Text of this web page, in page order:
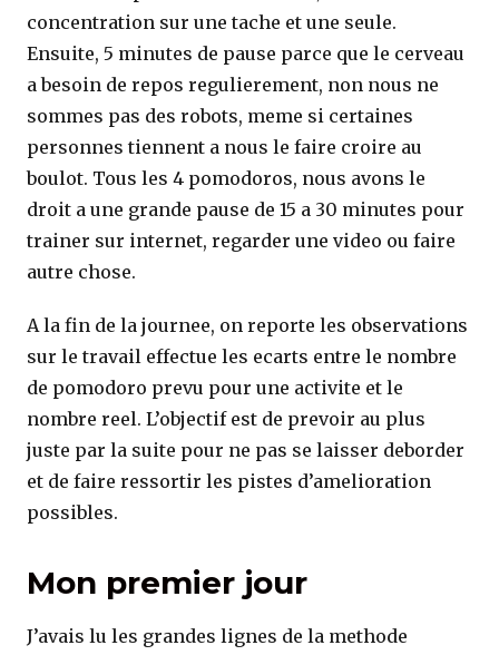
concentration sur une tache et une seule.
Ensuite, 5 minutes de pause parce que le cerveau
a besoin de repos regulierement, non nous ne
sommes pas des robots, meme si certaines
personnes tiennent a nous le faire croire au
boulot. Tous les 4 pomodoros, nous avons le
droit a une grande pause de 15 a 30 minutes pour
trainer sur internet, regarder une video ou faire
autre chose.
A la fin de la journee, on reporte les observations
sur le travail effectue les ecarts entre le nombre
de pomodoro prevu pour une activite et le
nombre reel. L’objectif est de prevoir au plus
juste par la suite pour ne pas se laisser deborder
et de faire ressortir les pistes d’amelioration
possibles.
Mon premier jour
J’avais lu les grandes lignes de la methode